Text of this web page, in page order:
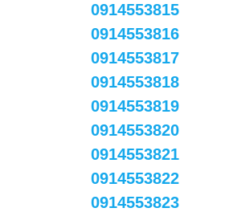
0914553815
0914553816
0914553817
0914553818
0914553819
0914553820
0914553821
0914553822
0914553823